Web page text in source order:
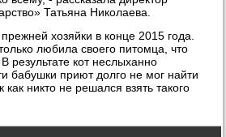
Татьяна Николаева.
хозяйки в конце 2015 года.
любила своего питомца, что
результате кот неслыханно
бабушки приют долго не мог найти
как никто не решался взять такого